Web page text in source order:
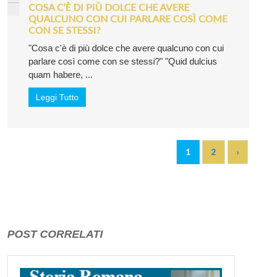
COSA C’È DI PIÙ DOLCE CHE AVERE
QUALCUNO CON CUI PARLARE COSÌ COME
CON SE STESSI?
"Cosa c'è di più dolce che avere qualcuno con cui
parlare così come con se stessi?" "Quid dulcius
quam habere, ...
Leggi Tutto
1 2 ›
POST CORRELATI